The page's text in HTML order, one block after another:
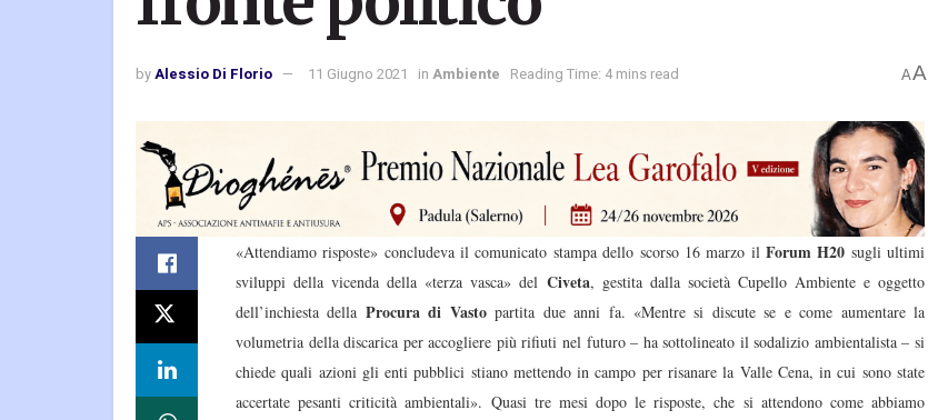
byAlessio Di Florio 11 Giugno 2021 in Ambiente Reading Time: 4 mins read AA
«Attendiamo risposte» concludeva il comunicato stampa dello scorso 16 marzo il Forum H20 sugli ultimi
sviluppi della vicenda della «terza vasca» del Civeta, gestita dalla società Cupello Ambiente e oggetto
dell’inchiesta della Procura di Vastopartita due anni fa. «Mentre si discute se e come aumentare la
volumetria della discarica per accogliere più rifiuti nel futuro – ha sottolineato il sodalizio ambientalista – si
chiede quali azioni gli enti pubblici stiano mettendo in campo per risanare la Valle Cena, in cui sono state
accertate pesanti criticità ambientali». Quasi tre mesi dopo le risposte, che si attendono come abbiamo